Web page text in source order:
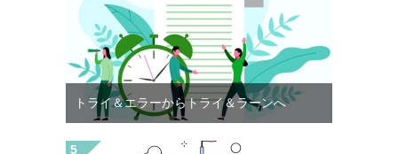
トライ＆エラーからトライ＆ラーンへ